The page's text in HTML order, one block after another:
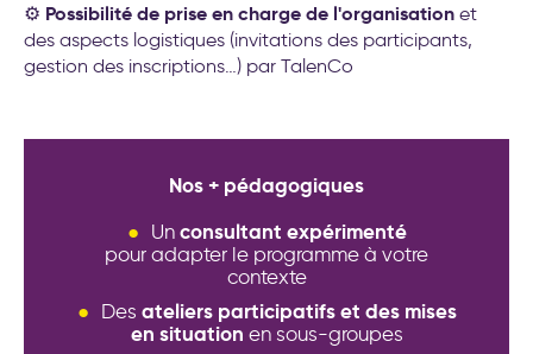
⚙️ Possibilité de prise en charge de l'organisation et
des aspects logistiques (invitations des participants,
gestion des inscriptions…) par TalenCo
Nos + pédagogiques
Un consultant expérimenté
pour adapter le programme à votre
contexte
Des ateliers participatifs et des mises
en situation en sous-groupes